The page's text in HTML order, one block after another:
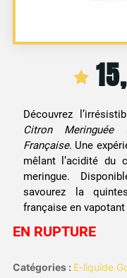
Découvrez
Citron
Française. Une
mêlant l’acidité du
meringue.
savourez la
française en
EN RUPTURE
Catégories : E-liquide